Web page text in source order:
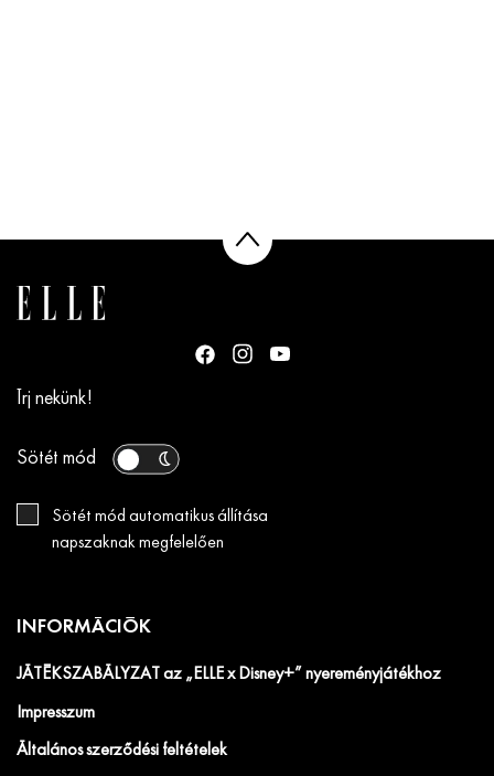
Írj nekünk!
Sötét mód
Sötét mód automatikus állítása
napszaknak megfelelően
INFORMÁCIÓK
JÁTÉKSZABÁLYZAT az „ELLE x Disney+” nyereményjátékhoz
Impresszum
Általános szerződési feltételek